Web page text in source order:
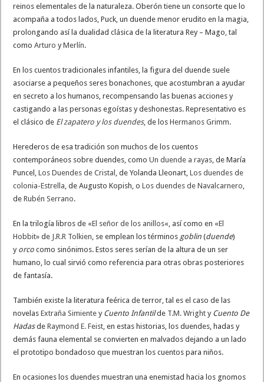
reinos elementales de la naturaleza. Oberón tiene un consorte que lo
acompaña a todos lados, Puck, un duende menor erudito en la magia,
prolongando así la dualidad clásica de la literatura Rey – Mago, tal
comoArturo yMerlín.
En los cuentos tradicionales infantiles, la figura del duende suele
asociarse a pequeños seres bonachones, que acostumbran a ayudar
en secreto a los humanos, recompensando las buenas acciones y
castigando a las personas egoístas y deshonestas. Representativo es
el clásico de El zapatero y los duendes, de losHermanos Grimm.
Herederos de esa tradición son muchos de los cuentos
contemporáneos sobre duendes, comoUn duende a rayas , de María
Puncel,Los Duendes de Cristal , de Yolanda Lleonart,Los duendes de
colonia-Estrella , de Augusto Kopish, oLos duendes de Navalcarnero
deRubén Serrano.
En la trilogía libros de «El señor de los anillos«, así como en «El
Hobbit» de J.R.R Tolkien , se emplean los términos goblin (duende)
y orco como sinónimos. Estos seres serían de la altura de un ser
humano, lo cual sirvió como referencia para otras obras posteriores
de fantasía.
También existe la literatura feérica de terror, tal es el caso de las
novelasExtraña Simiente y Cuento Infantilde T.M. Wright y Cuento De
HadasdeRaymond E. Feist , en estas historias, los duendes, hadas y
demás fauna elemental se convierten en malvados dejando a un lado
el prototipo bondadoso que muestran los cuentos para niños.
En ocasiones los duendes muestran una enemistad hacia los gnomos